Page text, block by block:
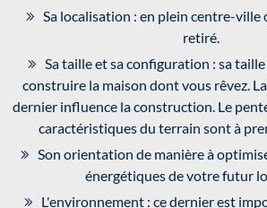
Sa localisation : en plein centre-ville
retiré.
Sa taille et sa configuration : sa
construire la maison dont vous rêvez.
dernier influence la construction. Le
caractéristiques du terrain sont à
Son orientation de manière à
énergétiques de votre futur
L'environnement : ce dernier est